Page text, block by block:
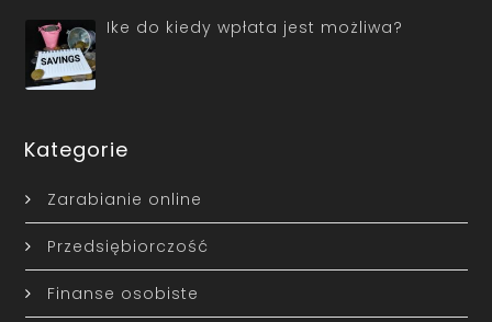
Ike do kiedy wpłata jest możliwa?
Kategorie
Zarabianie online
Przedsiębiorczość
Finanse osobiste